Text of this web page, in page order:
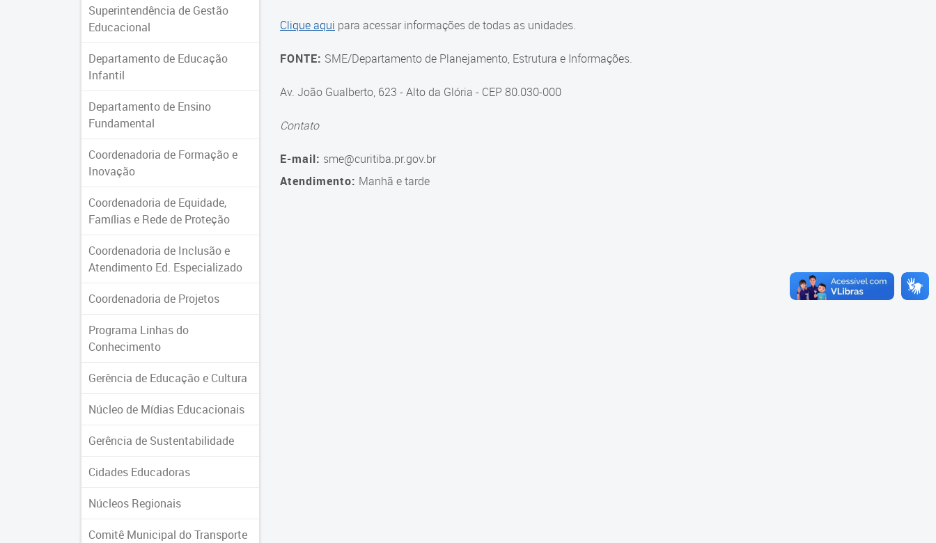
Superintendência de Gestão
Educacional
Departamento de Educação
Infantil
Departamento de Ensino
Fundamental
Coordenadoria de Formação e
Inovação
Coordenadoria de Equidade,
Famílias e Rede de Proteção
Coordenadoria de Inclusão e
Atendimento Ed. Especializado
Coordenadoria de Projetos
Programa Linhas do
Conhecimento
Gerência de Educação e Cultura
Núcleo de Mídias Educacionais
Gerência de Sustentabilidade
Cidades Educadoras
Núcleos Regionais
Comitê Municipal do Transporte
Clique aqui para acessar informações de todas as unidades.
FONTE: SME/Departamento de Planejamento, Estrutura e Informações.
Av. João Gualberto, 623 - Alto da Glória - CEP 80.030-000
Contato
E-mail: sme@curitiba.pr.gov.br
Atendimento: Manhã e tarde